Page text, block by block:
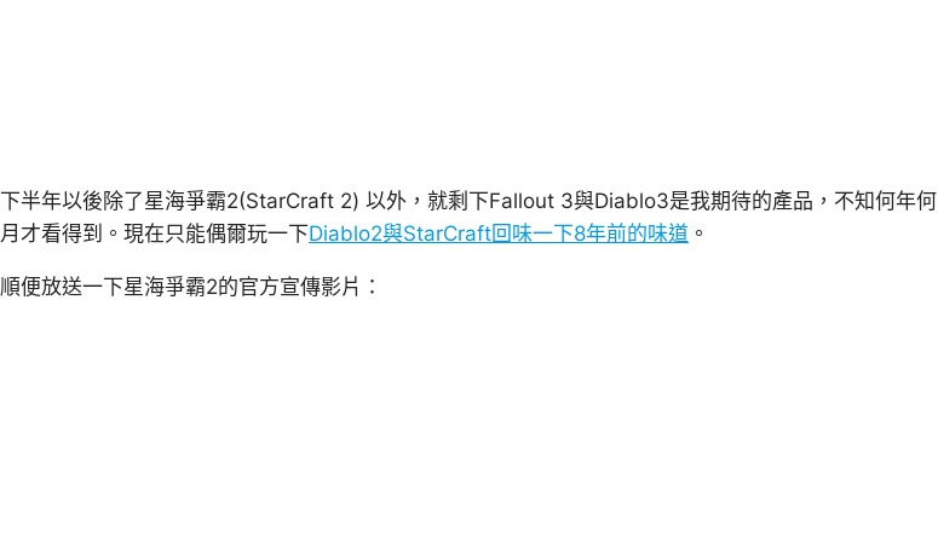
下半年以後除了星海爭霸2(StarCraft 2) 以外，就剩下Fallout 3與Diablo3是我期待的產品，不知何年何
月才看得到。現在只能偶爾玩一下Diablo2與StarCraft回味一下8年前的味道 。
順便放送一下星海爭霸2的官方宣傳影片：